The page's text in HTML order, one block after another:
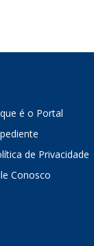
é o Portal
de Privacidade
Conosco